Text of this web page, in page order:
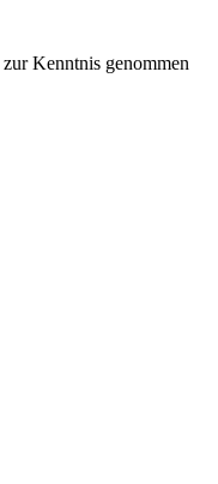
zur Kenntnis genommen